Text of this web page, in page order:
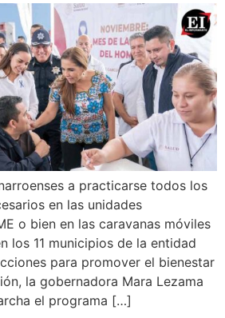
a practicarse todos los
en las unidades
o bien en las caravanas móviles
los 11 municipios de la entidad
para promover el bienestar
la gobernadora Mara Lezama
el programa […]